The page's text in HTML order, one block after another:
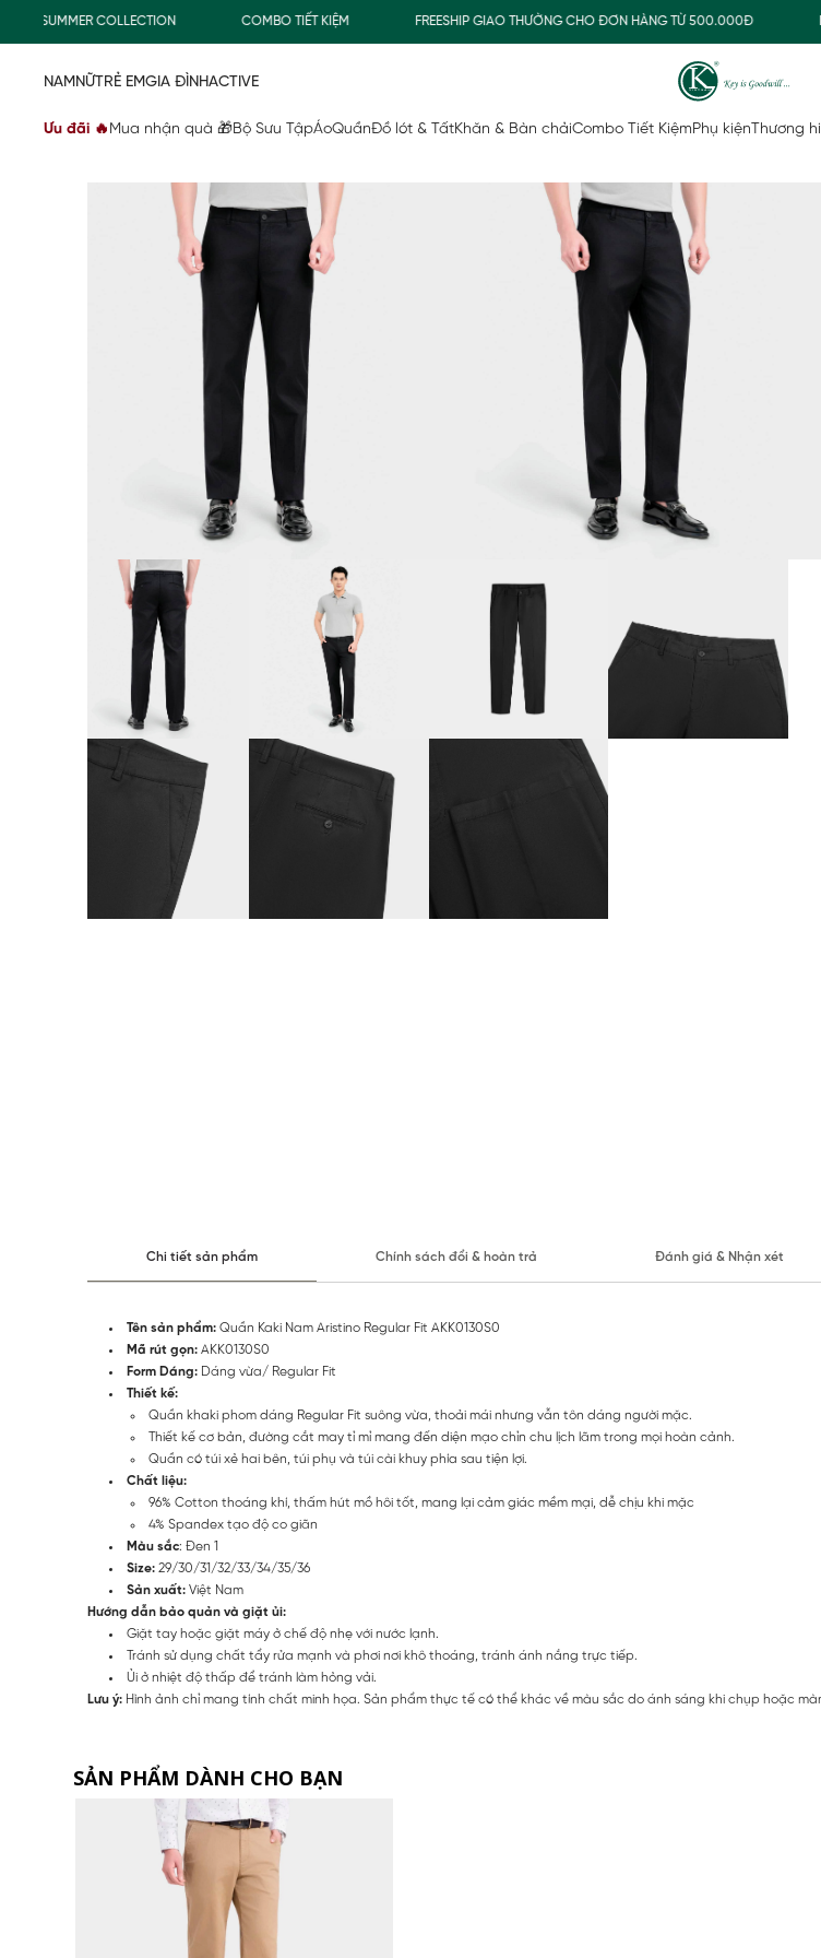
SUMMER COLLECTION COMBO TIẾT KIỆM FREESHIP GIAO THƯỜNG CHO ĐƠN HÀNG TỪ 500.000Đ
NAMNỮTRẺ EMGIA ĐÌNHACTIVE
Ưu đãi 🔥 Mua nhận quà 🎁Bộ Sưu TậpÁoQuầnĐồ lót & TấtKhăn & Bàn chảiCombo Tiết KiệmPhụ kiện Thương
Chi tiết sản phẩm Chính sách đổi & hoàn trả Đánh giá & Nhận xét
Tên sản phẩm: Quần Kaki Nam Aristino Regular Fit AKK0130S0
Mã rút gọn: AKK0130S0
Form Dáng: Dáng vừa/ Regular Fit
Thiết kế:
Quần khaki phom dáng Regular Fit suông vừa, thoải mái nhưng vẫn tôn dáng người mặc.
Thiết kế cơ bản, đường cắt may tỉ mỉ mang đến diện mạo chỉn chu lịch lãm trong mọi hoàn cảnh.
Quần có túi xẻ hai bên, túi phụ và túi cài khuy phía sau tiện lợi.
Chất liệu:
96% Cotton thoáng khí, thấm hút mồ hôi tốt, mang lại cảm giác mềm mại, dễ chịu khi mặc
4% Spandex tạo độ co giãn
Màu sắc: Đen 1
Size: 29/30/31/32/33/34/35/36
Sản xuất: Việt Nam
Hướng dẫn bảo quản và giặt ủi:
Giặt tay hoặc giặt máy ở chế độ nhẹ với nước lạnh.
Tránh sử dụng chất tẩy rửa mạnh và phơi nơi khô thoáng, tránh ánh nắng trực tiếp.
Ủi ở nhiệt độ thấp để tránh làm hỏng vải.
Lưu ý: Hình ảnh chỉ mang tính chất minh họa. Sản phẩm thực tế có thể khác về màu sắc do ánh sáng khi chụp hoặc
SẢN PHẨM DÀNH CHO BẠN